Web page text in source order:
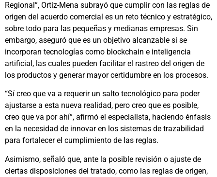
Regional”, Ortiz-Mena subrayó que cumplir con las reglas de
origen del acuerdo comercial es un reto técnico y estratégico,
sobre todo para las pequeñas y medianas empresas. Sin
embargo, aseguró que es un objetivo alcanzable si se
incorporan tecnologías como blockchain e inteligencia
artificial, las cuales pueden facilitar el rastreo del origen de
los productos y generar mayor certidumbre en los procesos.
“Sí creo que va a requerir un salto tecnológico para poder
ajustarse a esta nueva realidad, pero creo que es posible,
creo que va por ahí”, afirmó el especialista, haciendo énfasis
en la necesidad de innovar en los sistemas de trazabilidad
para fortalecer el cumplimiento de las reglas.
Asimismo, señaló que, ante la posible revisión o ajuste de
ciertas disposiciones del tratado, como las reglas de origen,